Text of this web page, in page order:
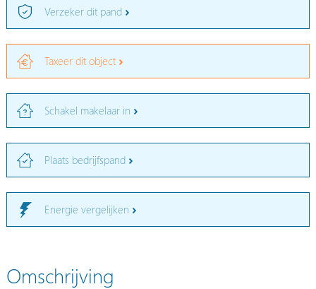
Verzeker dit pand
Taxeer dit object
Schakel makelaar in
Plaats bedrijfspand
Energie vergelijken
Omschrijving